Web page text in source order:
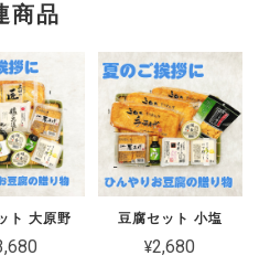
商品
ト 大原野 豆腐セット 小塩
¥2,680